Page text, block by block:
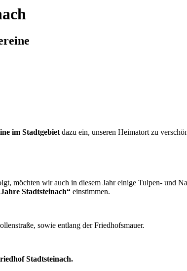
im Stadtgebiet dazu ein, unseren Heimatort zu
möchten wir auch in diesem Jahr einige Tulpen- und
Stadtsteinach“ einstimmen.
sowie entlang der Friedhofsmauer.
Stadtsteinach.